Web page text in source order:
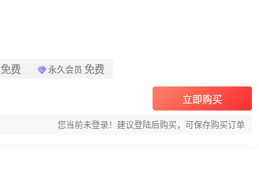
免费 永久会员 免费
立即购买
您当前未登录！建议登陆后购买，可保存购买订单